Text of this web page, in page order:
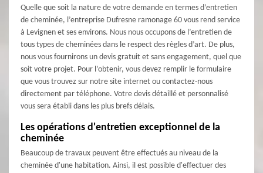
Quelle que soit la nature de votre demande en termes d’entretien
de cheminée, l’entreprise Dufresne ramonage 60 vous rend service
à Levignen et ses environs. Nous nous occupons de l’entretien de
tous types de cheminées dans le respect des règles d’art. De plus,
nous vous fournirons un devis gratuit et sans engagement, quel que
soit votre projet. Pour l’obtenir, vous devez remplir le formulaire
que vous trouvez sur notre site internet ou contactez-nous
directement par téléphone. Votre devis détaillé et personnalisé
vous sera établi dans les plus brefs délais.
Les opérations d'entretien exceptionnel de la
cheminée
Beaucoup de travaux peuvent être effectués au niveau de la
cheminée d'une habitation. Ainsi, il est possible d'effectuer des